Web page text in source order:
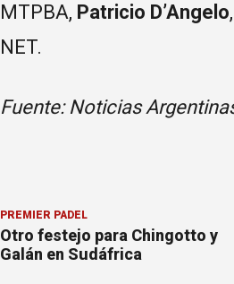
MTPBA, Patricio D’Angelo
NET.
Fuente: Noticias
PREMIER PÁDEL
Otro festejo para Chingotto y
Galán en Sudáfrica